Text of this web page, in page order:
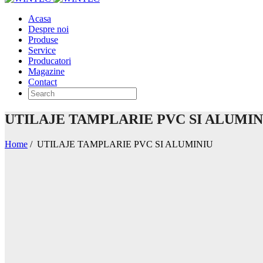
Acasa
Despre noi
Produse
Service
Producatori
Magazine
Contact
UTILAJE TAMPLARIE PVC SI
Home / UTILAJE TAMPLARIE PVC SI ALUMINIU